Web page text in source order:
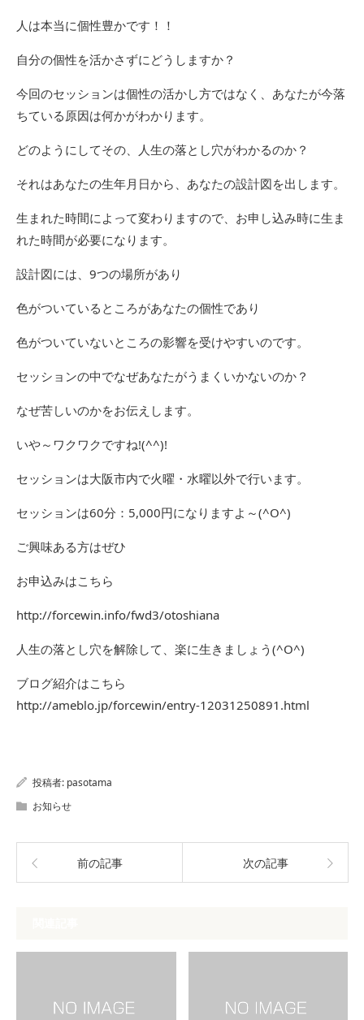
人は本当に個性豊かです！！
自分の個性を活かさずにどうしますか？
今回のセッションは個性の活かし方ではなく、あなたが今落
ちている原因は何かがわかります。
どのようにしてその、人生の落とし穴がわかるのか？
それはあなたの生年月日から、あなたの設計図を出します。
生まれた時間によって変わりますので、お申し込み時に生ま
れた時間が必要になります。
設計図には、9つの場所があり
色がついているところがあなたの個性であり
色がついていないところの影響を受けやすいのです。
セッションの中でなぜあなたがうまくいかないのか？
なぜ苦しいのかをお伝えします。
いや～ワクワクですね!(^^)!
セッションは大阪市内で火曜・水曜以外で行います。
セッションは60分：5,000円になりますよ～(^O^)
ご興味ある方はぜひ
お申込みはこちら
http://forcewin.info/fwd3/otoshiana
人生の落とし穴を解除して、楽に生きましょう(^O^)
ブログ紹介はこちら
http://ameblo.jp/forcewin/entry-12031250891.html
投稿者: pasotama
お知らせ
前の記事 次の記事